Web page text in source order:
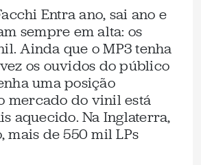
Entra ano, sai ano e
sempre em alta: os
Ainda que o MP3 tenha
os ouvidos do público
uma posição
mercado do vinil está
aquecido. Na Inglaterra,
mais de 550 mil LPs